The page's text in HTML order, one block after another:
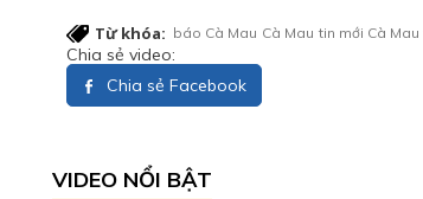
Từ khóa: báo Cà Mau Cà Mau tin mới Cà Mau
Chia sẻ video:
Chia sẻ Facebook
VIDEO NỔI BẬT